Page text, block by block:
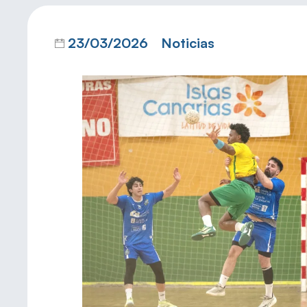
23/03/2026 Noticias